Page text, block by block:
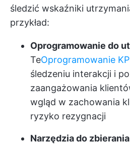
śledzić wskaźniki
przykład:
Oprogramowanie do
TeOprogramowanie
śledzeniu interakcji i
zaangażowania
wgląd w zachowania
ryzyko rezygnacji
Narzędzia do